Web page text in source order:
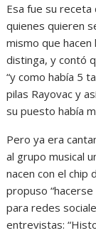
Esa fue su
quienes quieren
mismo que
distinga, y contó
“y como había 5
pilas Rayovac y
su puesto había
Pero ya era
al grupo musical
nacen con el chip
propuso
para redes
entrevistas: